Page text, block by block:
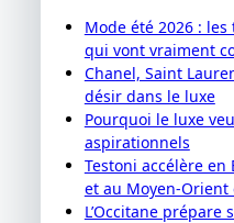
Mode été 2026 :
qui vont vraiment
Chanel, Saint
désir dans le luxe
Pourquoi le luxe
aspirationnels
Testoni accélère en
et au Moyen-Orient
L’Occitane